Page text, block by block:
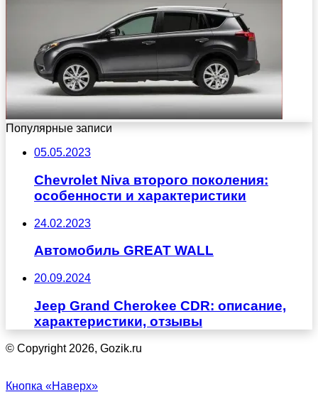
Популярные записи
05.05.2023
Chevrolet Niva второго поколения:
особенности и характеристики
24.02.2023
Автомобиль GREAT WALL
20.09.2024
Jeep Grand Cherokee CDR: описание,
характеристики, отзывы
© Copyright 2026, Gozik.ru
Кнопка «Наверх»